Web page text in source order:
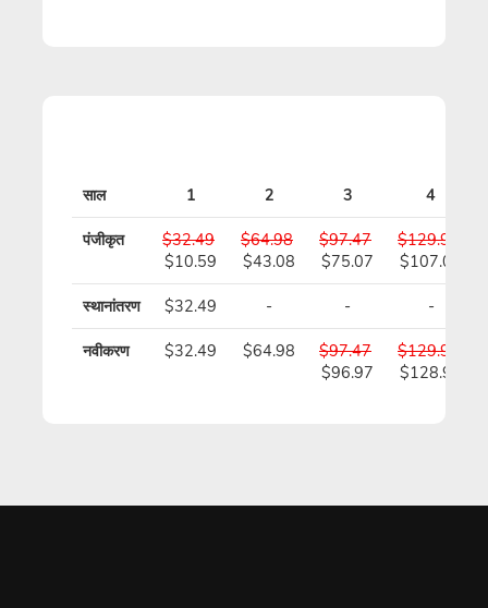
साल 1 2 3 4
पंजीकृत
$32.49
$10.59
$64.98
$43.08
$97.47
$75.07
$129.96
$107.06
स्थानांतरण $32.49 - - -
नवीकरण $32.49 $64.98
$97.47
$96.97
$129.96
$128.96